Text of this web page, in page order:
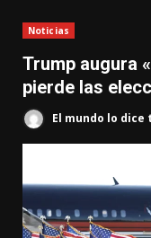
Noticias
Trump augura
pierde las
El mundo lo dice